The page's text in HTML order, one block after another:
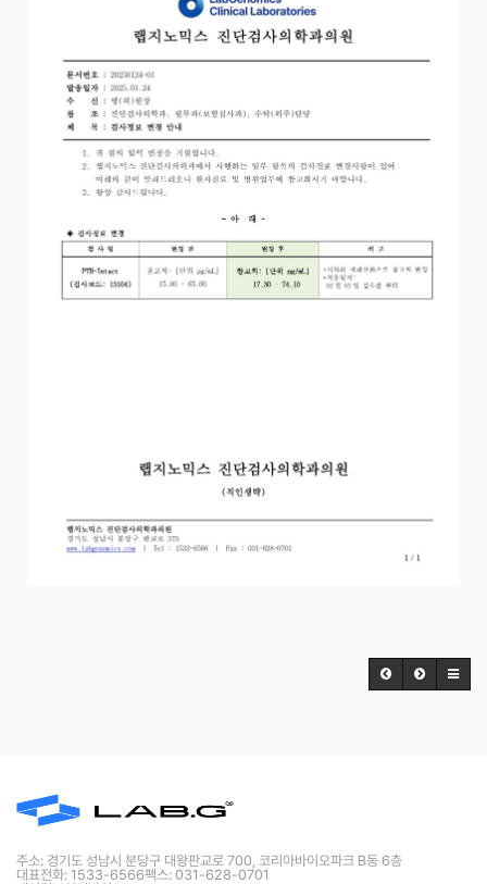
주소: 경기도 성남시 분당구 대왕판교로 700, 코리아바이오파크 B동 6층
대표전화: 1533-6566팩스: 031-628-0701